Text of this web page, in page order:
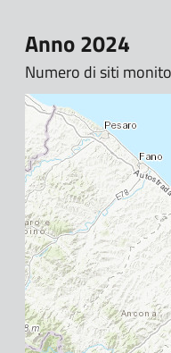
Anno 2024
Numero di siti